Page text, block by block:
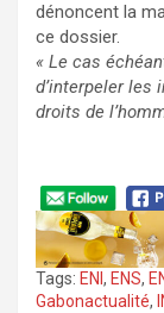
dénoncent la
ce dossier.
« Le cas
d’interpeler les
droits de
Tags: ENI , ENS,
Gabonactualité,